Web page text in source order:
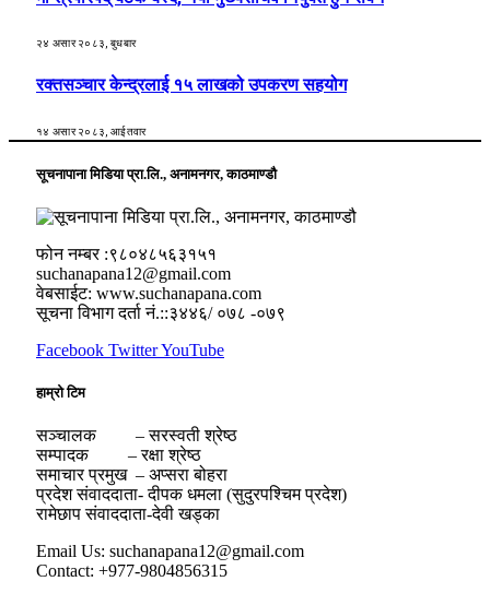
२४ असार २०८३, बुधबार
रक्तसञ्चार केन्द्रलाई १५ लाखको उपकरण सहयोग
१४ असार २०८३, आईतवार
सूचनापाना मिडिया प्रा.लि., अनामनगर, काठमाण्डौ
फोन नम्बर :९८०४८५६३१५१
suchanapana12@gmail.com
वेबसाईट: www.suchanapana.com
सूचना विभाग दर्ता नं.::३४४६/ ०७८ -०७९
Facebook TwitterYouTube
हाम्रो टिम
सञ्चालक – सरस्वती श्रेष्ठ
सम्पादक – रक्षा श्रेष्ठ
समाचार प्रमुख – अप्सरा बोहरा
प्रदेश संवाददाता- दीपक धमला (सुदुरपश्चिम प्रदेश)
रामेछाप संवाददाता-देवी खड्का
Email Us: suchanapana12@gmail.com
Contact: +977-9804856315